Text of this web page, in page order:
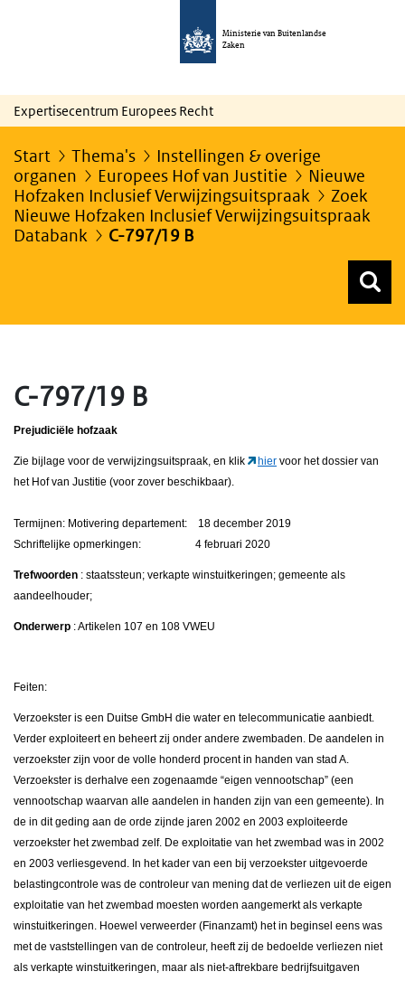
Ministerie van Buitenlandse
Zaken
Expertisecentrum Europees Recht
Start Thema's
Instellingen & overige
organen
Europees Hof van Justitie
Nieuwe
Hofzaken Inclusief Verwijzingsuitspraak
Zoek
Nieuwe Hofzaken Inclusief Verwijzingsuitspraak
Databank
C-797/19 B
C-797/19 B
Prejudiciële hofzaak
Zie bijlage voor de verwijzingsuitspraak, en klik hier voor het dossier van
het Hof van Justitie (voor zover beschikbaar).
Termijnen: Motivering departement: 18 december 2019
Schriftelijke opmerkingen: 4 februari 2020
Trefwoorden : staatssteun; verkapte winstuitkeringen; gemeente als
aandeelhouder;
Onderwerp : Artikelen 107 en 108 VWEU
Feiten:
Verzoekster is een Duitse GmbH die water en telecommunicatie aanbiedt.
Verder exploiteert en beheert zij onder andere zwembaden. De aandelen in
verzoekster zijn voor de volle honderd procent in handen van stad A.
Verzoekster is derhalve een zogenaamde “eigen vennootschap” (een
vennootschap waarvan alle aandelen in handen zijn van een gemeente). In
de in dit geding aan de orde zijnde jaren 2002 en 2003 exploiteerde
verzoekster het zwembad zelf. De exploitatie van het zwembad was in 2002
en 2003 verliesgevend. In het kader van een bij verzoekster uitgevoerde
belastingcontrole was de controleur van mening dat de verliezen uit de eigen
exploitatie van het zwembad moesten worden aangemerkt als verkapte
winstuitkeringen. Hoewel verweerder (Finanzamt) het in beginsel eens was
met de vaststellingen van de controleur, heeft zij de bedoelde verliezen niet
als verkapte winstuitkeringen, maar als niet-aftrekbare bedrijfsuitgaven